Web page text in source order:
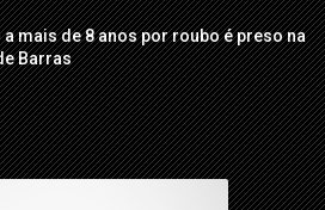
mais de 8 anos por roubo é preso na
Barras